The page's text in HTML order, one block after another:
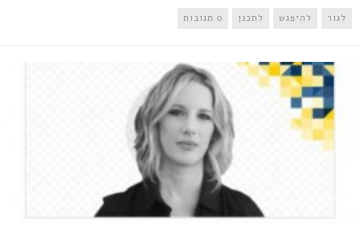
לגור להיפגש לתכנן 0 תגובות